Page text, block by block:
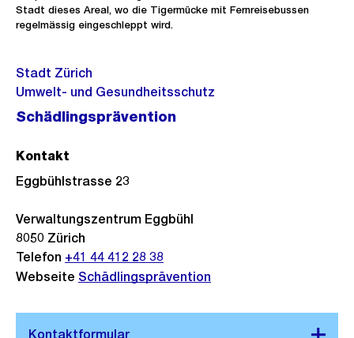
Stadt dieses Areal, wo die Tigermücke mit Fernreisebussen
regelmässig eingeschleppt wird.
Stadt Zürich
Umwelt- und Gesundheitsschutz
Schädlingsprävention
Kontakt
Eggbühlstrasse 23
Verwaltungszentrum Eggbühl
8050 Zürich
Telefon +41 44 412 28 38
Webseite Schädlingsprävention